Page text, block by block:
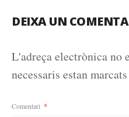
DEIXA UN
L'adreça electrònica no
necessaris estan
Comentari *